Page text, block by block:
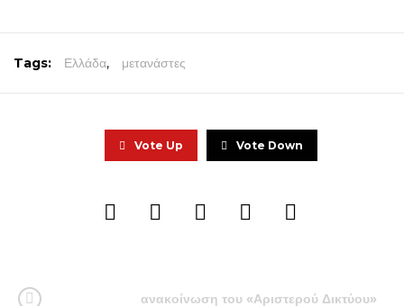
Tags: Ελλάδα, μετανάστες
Vote Up Vote Down
ανακοίνωση του «Αριστερού Δικτύου»